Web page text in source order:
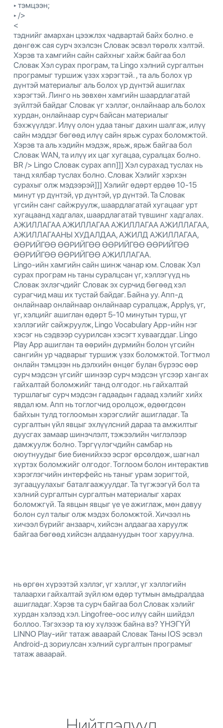
‣ тэмцээн;
‣ />
<
тэднийг амархан цээжлэх чадвартай байх болно. e
дөнгөж сая сурч эхэлсэн Словак эсвэл төрөлх хэлтэй.
Хэрэв та хамгийн сайн сайхныг хайж байгаа бол
Словак Хэл сурах програм, та Lingo хэлний сургалтын
програмыг туршиж үзэх хэрэгтэй. , та аль болох үр
дүнтэй материалыг аль болох үр дүнтэй ашиглах
хэрэгтэй. Линго нь зөвхөн хамгийн шаардлагатай
зүйлтэй байдаг Словак үг хэллэг, онлайнаар аль болох
хурдан, онлайнаар сурч байсан материалыг
бэхжүүлдэг. Илүү олон удаа таныг дахин шалгаж, илүү
сайн мэддэг бөгөөд илүү сайн ярьж сурах боломжтой.
Хэрэв та аль хэдийн мэдэж, ярьж, ярьж байгаа бол
Словак WAN, та илүү их цаг хугацаа, суралцах болно.
BR /> Lingo Словак сурах апп]]] Хэл сурахад туслах нь
танд хялбар туслах болно. Словак Хэлийг хэрхэн
сурахыг олж мэдээрэй]]] Хэлийг өдөрт ердөө 10-15
минут үр дүнтэй, үр дүнтэй, үр дүнтэй. Та Словак
үгсийн санг сайжруулж, шаардлагатай хугацааг урт
хугацаанд хадгалах, шаардлагатай түвшинг хадгалах.
АЖИЛЛАГАА АЖИЛЛАГАА АЖИЛЛАГАА АЖИЛЛАГАА,
АЖИЛЛАГААНЫ ХУДАЛДАА, АЖИЛД АЖИЛЛАГАА,
ӨӨРИЙГӨӨ ӨӨРИЙГӨӨ ӨӨРИЙГӨӨ ӨӨРИЙГӨӨ
ӨӨРИЙГӨӨ ӨӨРИЙГӨӨ АЖИЛЛАГАА.
Lingo-ийн хамгийн сайн шинж чанар юм. Словак Хэл
сурах програм нь таны суралцсан үг, хэллэгүүд нь
Словак эхлэгчдийг Словак эх сурчид бөгөөд хэл
сурагчид маш их тустай байдаг. Байна уу. Апп-д
онлайнаар онлайнаар онлайнаар суралцаж, Applys, үг,
үг, хэлцийг ашиглан өдөрт 5-10 минутын турш, үг
хэллэгийг сайжруулж, Lingo Vocabulary App-ийн нэг
хэсэг нь сэдвээр суурилсан хэсэгт хуваагддаг. Lingo
Play App ашиглан та өөрийн дүрмийн болон үгсийн
сангийн ур чадварыг туршиж үзэх боломжтой. Тогтмол
онлайн тэмцээн нь дэлхийн өнцөг булан бүрээс өөр
сурч мэдсэн үгсийг шинээр сурч мэдсэн үгсээр хангах
гайхалтай боломжийг танд олгодог. нь гайхалтай
туршлагыг сурч мэдсэн гадаадын гадаад хэлийг хийх
явдал юм. Апп нь тоглогчид оролцож, өдөөгдсөн
байхын тулд тоглоомын хэрэгслийг ашигладаг. Та
сургалтын үйл явцыг эхлүүлсний дараа та амжилтыг
дуусгах замаар шинэчлэлт, тэжээлийн чиглэлээр
дамжуулж болно. Тэргүүлэгчдийн самбар нь
оюутнуудыг бие биенийхээ эсрэг өрсөлдөж, шагнал
хүртэх боломжийг олгодог. Тоглоом болон интерактив
хэрэглэгчийн интерфейс нь таныг урам зоригтой,
зугаацуулахыг баталгаажуулдаг. Та түгжээгүй бол та
хэлний сургалтын сургалтын материалыг харах
боломжгүй. Та явцын явцыг үе үе ажиглаж, мөн давуу
болон сул талыг олж мэдэх боломжтой. Хичээл нь
хичээл бүрийг анзаарч, хийсэн алдаагаа харуулж
байгаа бөгөөд хийсэн алдаануудын тоог харуулна.
нь өргөн хүрээтэй хэллэг, үг хэллэг, үг хэллэгийн
талаархи гайхалтай зүйл юм өдөр тутмын амьдралдаа
ашигладаг. Хэрэв та сурч байгаа бол Словак хэлийг
хурдан хэлээд хэл. Lingofree-оос илүү сайн шийдэл
боллоо. Тэгэхээр та юу хүлээж байна вэ? ҮНЭГҮЙ
LINNO Play-ийг татаж аваарай Словак Таны IOS эсвэл
Android-д зориулсан хэлний сургалтын програмыг
татаж аваарай.